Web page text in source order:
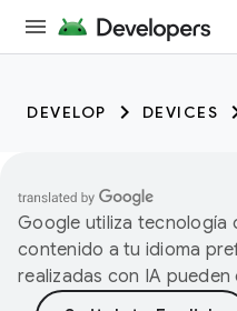
DEVELOP DEVICES
Google utiliza tecnología
contenido a tu idioma
realizadas con IA